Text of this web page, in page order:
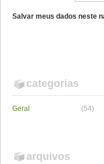
Salvar meus dados neste
categorias
Geral (54)
arquivos